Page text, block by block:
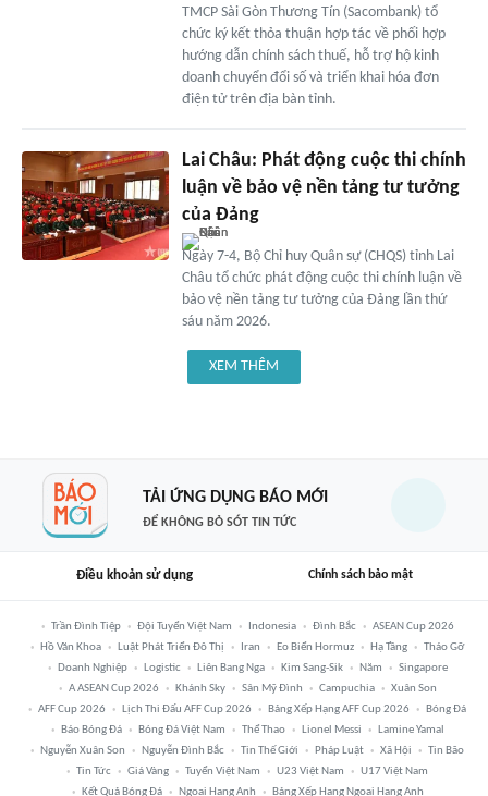
TMCP Sài Gòn Thương Tín (Sacombank) tổ
chức ký kết thỏa thuận hợp tác về phối hợp
hướng dẫn chính sách thuế, hỗ trợ hộ kinh
doanh chuyển đổi số và triển khai hóa đơn
điện tử trên địa bàn tỉnh.
Lai Châu: Phát động cuộc thi chính
luận về bảo vệ nền tảng tư tưởng
của Đảng
Ngày 7-4, Bộ Chỉ huy Quân sự (CHQS) tỉnh Lai
Châu tổ chức phát động cuộc thi chính luận về
bảo vệ nền tảng tư tưởng của Đảng lần thứ
sáu năm 2026.
XEM THÊM
TẢI ỨNG DỤNG BÁO MỚI
ĐỂ KHÔNG BỎ SÓT TIN TỨC
Điều khoản sử dụng Chính sách bảo mật
Trần Đình Tiệp Đội Tuyển Việt Nam Indonesia Đình Bắc
ASEAN Cup 2026
Hồ Văn Khoa
Luật Phát Triển Đô Thị Iran Eo Biển Hormuz Hạ Tầng
Tháo Gỡ
Doanh Nghiệp
Logistic Liên Bang Nga Kim Sang-Sik Năm
Singapore
A ASEAN Cup 2026
Khánh Sky Sân Mỹ Đình Campuchia
Xuân Son
AFF Cup 2026
Lịch Thi Đấu AFF Cup 2026 Bảng Xếp Hạng AFF Cup 2026
Bóng Đá
Báo Bóng Đá
Bóng Đá Việt Nam Thể Thao Lionel Messi
Lamine Yamal
Nguyễn Xuân Son
Nguyễn Đình Bắc Tin Thế Giới Pháp Luật Xã Hội
Tin Bão
Tin Tức
Giá Vàng Tuyển Việt Nam U23 Việt Nam
U17 Việt Nam
Kết Quả Bóng Đá
Ngoại Hạng Anh Bảng Xếp Hạng Ngoại Hạng Anh